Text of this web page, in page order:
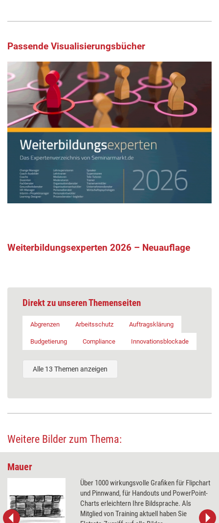
Passende Visualisierungsbücher
Weiterbildungsexperten 2026 – Neuauflage
Direkt zu unseren Themenseiten
Abgrenzen Arbeitsschutz Auftragsklärung
Budgetierung Compliance Innovationsblockade
Alle 13 Themen anzeigen
Weitere Bilder zum Thema:
Mauer
Über 1000 wirkungsvolle Grafiken für Flipchart
und Pinnwand, für Handouts und PowerPoint-
Charts erleichtern Ihre Bildsprache. Als
Mitglied von Training aktuell haben Sie